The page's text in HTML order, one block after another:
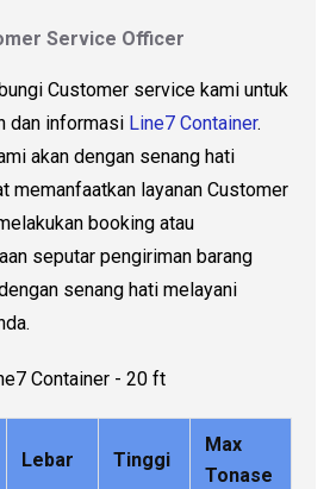
Service Officer
Customer service kami untuk
dan informasi Line7 Container.
akan dengan senang hati
memanfaatkan layanan Customer
booking atau
seputar pengiriman barang
senang hati melayani
Lebar Tinggi
Max
Tonase